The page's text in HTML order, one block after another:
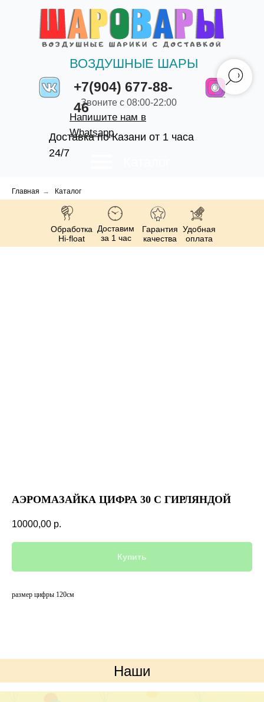
+7(904) 677-88-
46
ВОЗДУШНЫЕ ШАРЫ
Доставка по Казани от 1 часа
24/7
Звоните с 08:00-22:00
Напишите нам в
Whatsapp
Главная → Каталог
Обработка
Hi-float
Доставим
за 1 час
Гарантия
качества
Удобная
оплата
АЭРОМАЗАЙКА ЦИФРА 30 С ГИРЛЯНДОЙ
10000,00 р.
Купить
размер цифры 120см
Наши
преимущества